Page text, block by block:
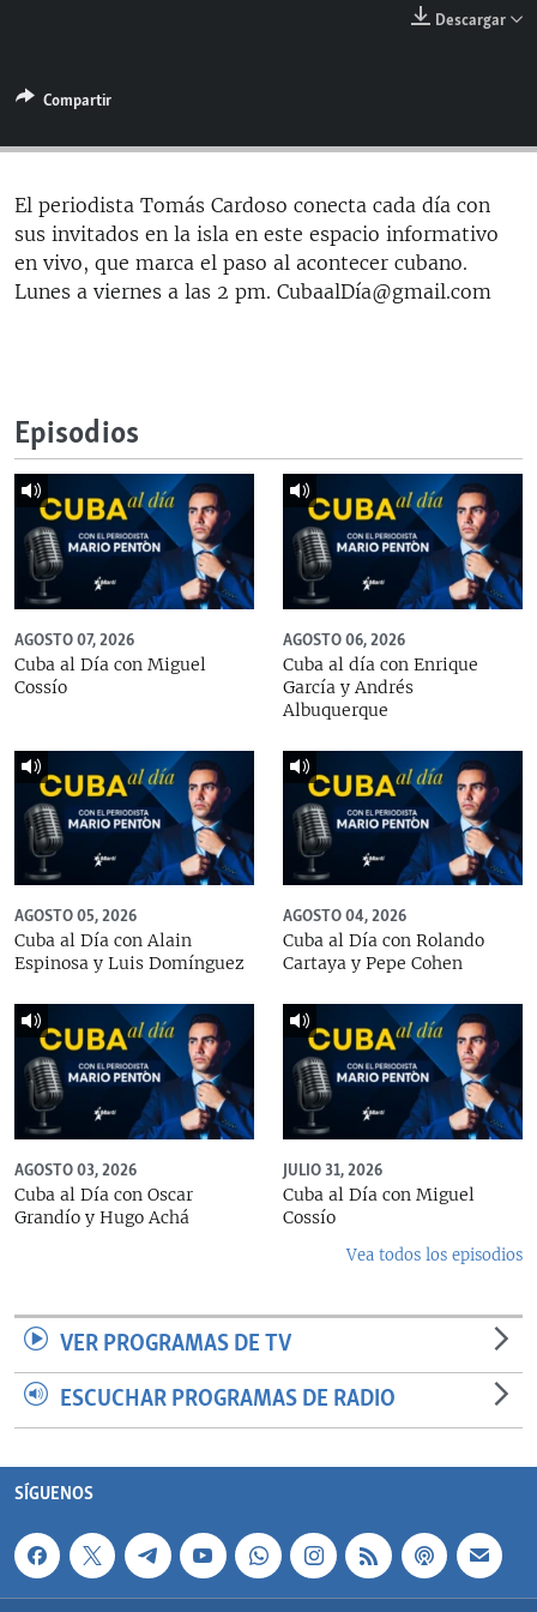
ESPECIALES
LA REALIDAD DE LA VIVIENDA EN CUBA
SER VIEJO EN CUBA
KENTU-CUBANO
LOS SANTOS DE HIALEAH
MULTIMEDIA
EDITORIALES
SÍGUENOS
Descargar
Compartir
El periodista Tomás Cardoso conecta cada día con
sus invitados en la isla en este espacio informativo
en vivo, que marca el paso al acontecer cubano.
Lunes a viernes a las 2 pm. CubaalDía@gmail.com
Episodios
AGOSTO 07, 2026
Cuba al Día con Miguel
Cossío
AGOSTO 06, 2026
Cuba al día con Enrique
García y Andrés
Albuquerque
AGOSTO 05, 2026
Cuba al Día con Alain
Espinosa y Luis Domínguez
AGOSTO 04, 2026
Cuba al Día con Rolando
Cartaya y Pepe Cohen
AGOSTO 03, 2026
Cuba al Día con Oscar
Grandío y Hugo Achá
JULIO 31, 2026
Cuba al Día con Miguel
Cossío
Vea todos los episodios
VER PROGRAMAS DE TV
ESCUCHAR PROGRAMAS DE RADIO
SÍGUENOS